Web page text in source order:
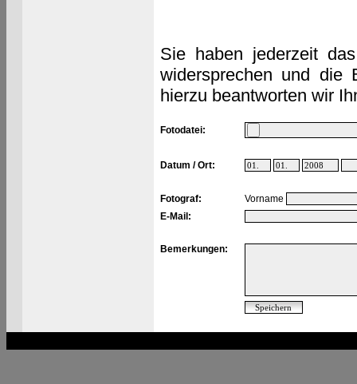
Sie haben jederzeit
widersprechen und die
hierzu beantworten wir
Fotodatei:
Datum / Ort:
Fotograf:
Vorname
E-Mail:
Bemerkungen: